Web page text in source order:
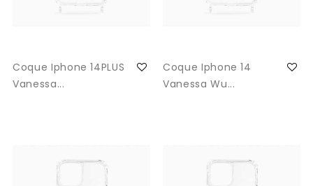
Coque Iphone 14PLUS
Vanessa...
Coque Iphone 14
Vanessa Wu...